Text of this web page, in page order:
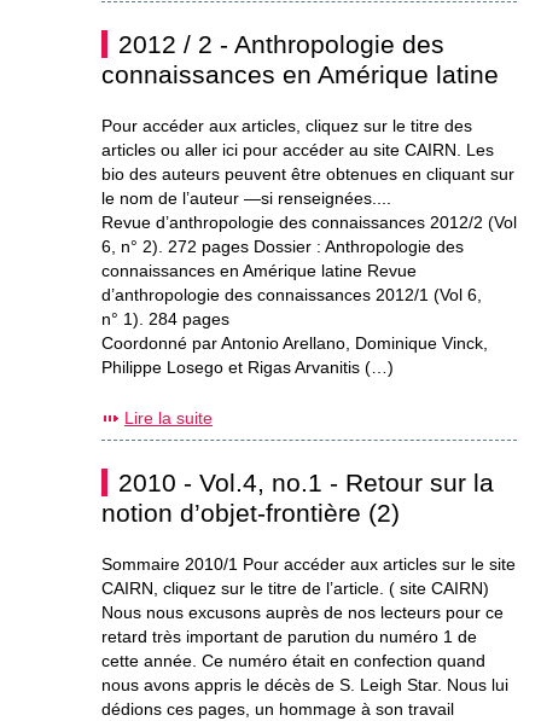
2012 / 2 - Anthropologie des
connaissances en Amérique latine
Pour accéder aux articles, cliquez sur le titre des
articles ou aller ici pour accéder au site CAIRN. Les
bio des auteurs peuvent être obtenues en cliquant sur
le nom de l’auteur —si renseignées....
Revue d’anthropologie des connaissances 2012/2 (Vol
6, n° 2). 272 pages Dossier : Anthropologie des
connaissances en Amérique latine Revue
d’anthropologie des connaissances 2012/1 (Vol 6,
n° 1). 284 pages
Coordonné par Antonio Arellano, Dominique Vinck,
Philippe Losego et Rigas Arvanitis (…)
Lire la suite
2010 - Vol.4, no.1 - Retour sur la
notion d’objet-frontière (2)
Sommaire 2010/1 Pour accéder aux articles sur le site
CAIRN, cliquez sur le titre de l’article. ( site CAIRN)
Nous nous excusons auprès de nos lecteurs pour ce
retard très important de parution du numéro 1 de
cette année. Ce numéro était en confection quand
nous avons appris le décès de S. Leigh Star. Nous lui
dédions ces pages, un hommage à son travail